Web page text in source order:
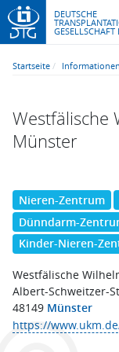
DEUTSCHE
GESELLSCHAFT
Startseite Informationen
Westfälische
Münster
Nieren-Zentrum
Dünndarm-
Kinder-Nieren-
Westfälische
Albert-Schweitzer-
48149 Münster
https://